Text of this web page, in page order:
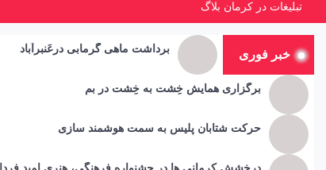
تبلیغات در کرمان بلاگ
خبر فوری برداشت ماهی گرمابی درعَنبرآباد
برگزاری همایش خِشت به خِشت در بم
حرکت شتابان پلیس به سمت هوشمند سازی